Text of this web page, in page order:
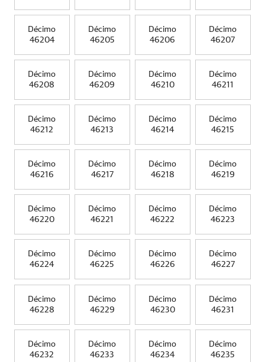
Décimo
46204
Décimo
46205
Décimo
46206
Décimo
46207
Décimo
46208
Décimo
46209
Décimo
46210
Décimo
46211
Décimo
46212
Décimo
46213
Décimo
46214
Décimo
46215
Décimo
46216
Décimo
46217
Décimo
46218
Décimo
46219
Décimo
46220
Décimo
46221
Décimo
46222
Décimo
46223
Décimo
46224
Décimo
46225
Décimo
46226
Décimo
46227
Décimo
46228
Décimo
46229
Décimo
46230
Décimo
46231
Décimo
46232
Décimo
46233
Décimo
46234
Décimo
46235